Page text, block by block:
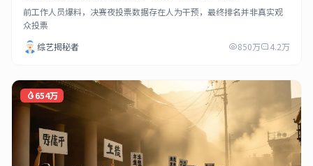
前工作人员爆料，决赛夜投票数据存在人为干预，最终排名并非真实观
众投票
综艺揭秘者
850万 4.2万
654万